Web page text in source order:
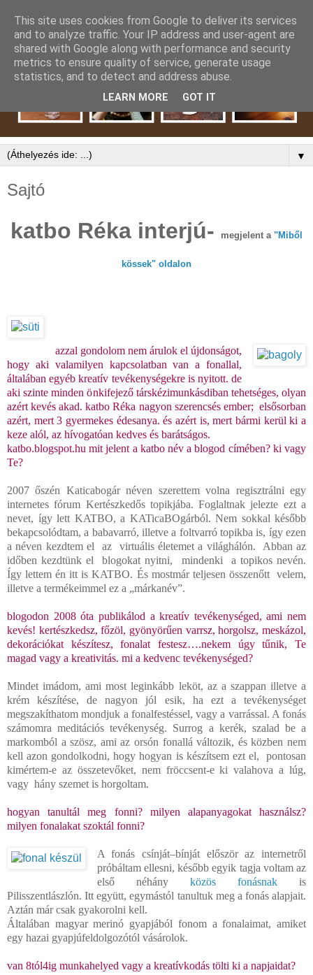
▼
Sajtó
katbo Réka interjú- megjelent a "Miből
kössek" oldalon
azzal gondolom nem árulok el újdonságot,
hogy aki valamilyen kapcsolatban van a fonallal,
általában egyéb kreatív tevékenységekre is nyitott. de
aki szinte minden önkifejező társkézimunkásdiban tehetséges, olyan
azért kevés akad. katbo Réka nagyon szerencsés ember; elsősorban
azért, mert 3 gyermekes édesanya. és azért is, mert bármi kerül ki a
keze alól, az hívogatóan kedves és barátságos.
katbo.blogspot.hu mit jelent a katbo név a blogod címében? ki vagy
Te?
2007 őszén Katicabogár néven szerettem volna regisztrálni egy
internetes fórum Kertészkedős topikjába. Foglaltnak jelezte ezt a
nevet, így lett KATBO, a KATicaBOgárból. Nem sokkal később
bekapcsolódtam, a babavarró, illetve a foltvarró topikba is, így ezen
a néven kezdtem el az virtuális életemet a világhálón. Abban az
időben kezdtünk el blogokat nyitni, mindenki a topikos nevén.
Így lettem én itt is KATBO. És mostmár teljesen összenőtt velem,
illetve a termékeimmel ez a „márkanév”.
blogodon 2008 óta publikálod a kreatív tevékenységed, ami nem
kevés! kertészkedsz, főzöl, gyönyörűen varrsz, horgolsz, meskázol,
dekorációkat készítesz, fonalat festesz….nekem úgy tűnik, Te
magad vagy a kreativitás. mi a kedvenc tevékenységed?
Mindet imádom, ami most leginkább leköt, az a szappan illetve a
krém készítése, de nagyon jól esik, ha ezt a tevékenységet
megszakíthatom mondjuk a fonalfestéssel, vagy a varrással. A fonás
számomra meditációs tevékenység. Surrog a kerék, szalad be a
markomból a szösz, ami az orsón fonallá változik, és közben nem
kell azon gondolkodni, hogy hogyan is készítsem ezt el, pontosan
kimértem-e az összetevőket, nem fröccsent-e ki valahova a lúg,
vagy hány szemet is horgoltam.
hogyan tanultál meg fonni? milyen alapanyagokat használsz?
milyen fonalakat szoktál fonni?
A fonás csínját–bínját először az internetről
próbáltam ellesni, később egyik tagja voltam az
első néhány közös fonásnakis
Pilisszentlászlón. Itt együtt, egymástól tanultuk meg a fonás alapjait.
Aztán már csak gyakorolni kell.
Általában magyar merinó gyapjából fonom a fonalaimat, amiket
egy hazai gyapjúfeldolgozótól vásárolok.
van 8tól4ig munkahelyed vagy a kreatívkodás tölti ki a napjaidat?
This site uses cookies from Google to deliver its services
and to analyze traffic. Your IP address and user-agent are
shared with Google along with performance and security
metrics to ensure quality of service, generate usage
statistics, and to detect and address abuse.
LEARN MORE GOT IT